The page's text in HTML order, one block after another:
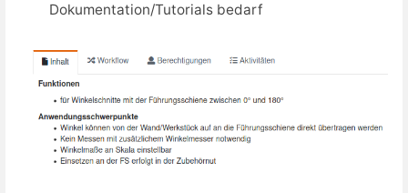
Dokumentation/Tutorials bedarf